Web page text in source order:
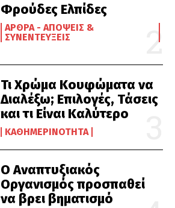
Φρούδες Ελπίδες
ΆΡΘΡΑ - ΑΠΌΨΕΙΣ &
ΣΥΝΕΝΤΕΎΞΕΙΣ
Τι Χρώμα Κουφώματα να
Διαλέξω; Επιλογές, Τάσεις
και τι Είναι Καλύτερο
ΚΑΘΗΜΕΡΙΝΌΤΗΤΑ
Ο Αναπτυξιακός
Οργανισμός προσπαθεί
να βρει βηματισμό